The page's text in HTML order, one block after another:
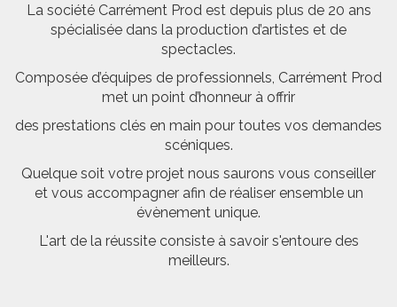
La société Carrément Prod est depuis plus de 20 ans
spécialisée dans la production d’artistes et de
spectacles.
Composée d’équipes de professionnels, Carrément Prod
met un point d’honneur à offrir
des prestations clés en main pour toutes vos demandes
scéniques.
Quelque soit votre projet nous saurons vous conseiller
et vous accompagner afin de réaliser ensemble un
évènement unique.
L'art de la réussite consiste à savoir s'entoure des
meilleurs.